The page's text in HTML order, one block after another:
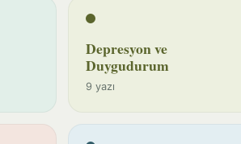
Depresyon ve
Duygudurum
9 yazı